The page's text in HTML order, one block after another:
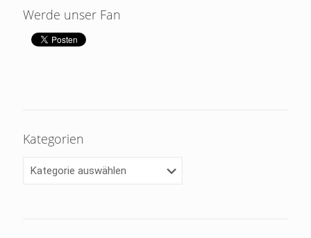
Werde unser Fan
Kategorien